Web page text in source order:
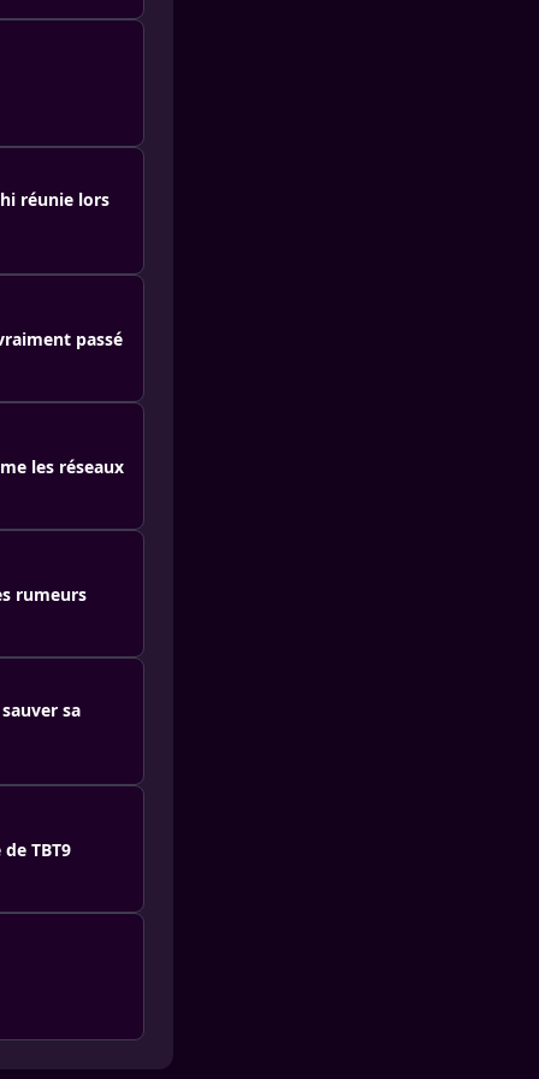
réunie lors
passé
les réseaux
rumeurs
sa
TBT9